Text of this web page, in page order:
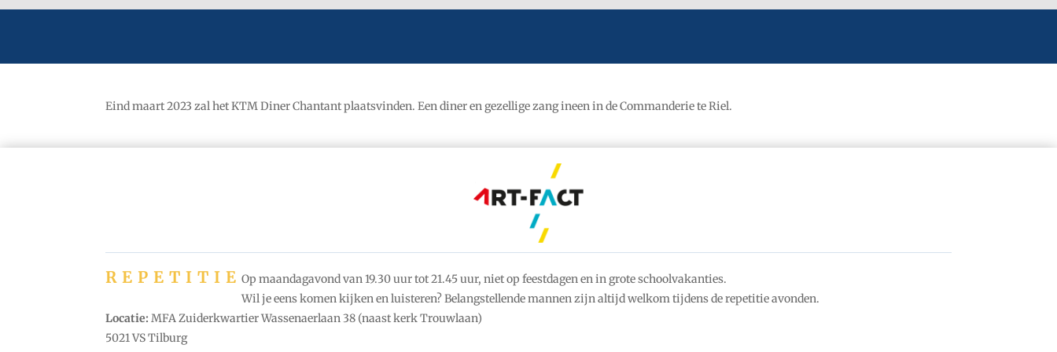
Eind maart 2023 zal het KTM Diner Chantant plaatsvinden. Een diner en gezellige zang ineen in de Commanderie te Riel.
REPETITIEOp maandagavond van 19.30 uur tot 21.45 uur, niet op feestdagen en in grote schoolvakanties.
Wil je eens komen kijken en luisteren? Belangstellende mannen zijn altijd welkom tijdens de repetitie avonden.
Locatie:MFA Zuiderkwartier Wassenaerlaan 38 (naast kerk Trouwlaan)
5021 VS Tilburg